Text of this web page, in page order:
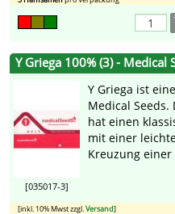
Y Griega 100% (3) - Medical
[035017-3]
Y Griega ist
Medical
hat einen
mit einer
Kreuzung einer
[inkl. 10% Mwst zzgl.Versand]